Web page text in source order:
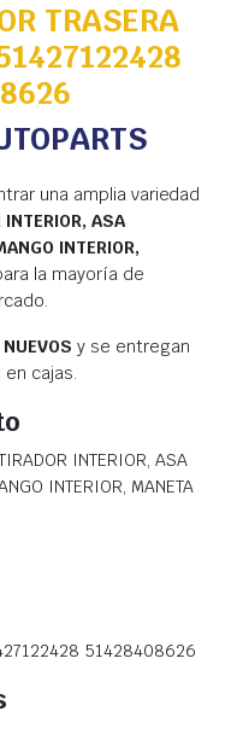
TRASERA
una amplia variedad
INTERIOR, ASA
INTERIOR,
la mayoría de
NUEVOS y se entregan
cajas.
INTERIOR, ASA
INTERIOR, MANETA
51428408626